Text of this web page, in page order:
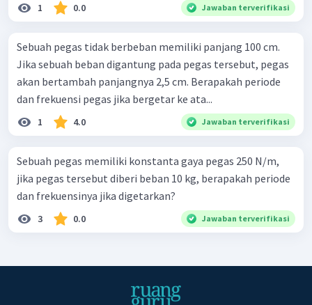
1 0.0 Jawaban terverifikasi
Sebuah pegas tidak berbeban memiliki panjang 100 cm.
Jika sebuah beban digantung pada pegas tersebut, pegas
akan bertambah panjangnya 2,5 cm. Berapakah periode
dan frekuensi pegas jika bergetar ke ata...
1 4.0 Jawaban terverifikasi
Sebuah pegas memiliki konstanta gaya pegas 250 N/m,
jika pegas tersebut diberi beban 10 kg, berapakah periode
dan frekuensinya jika digetarkan?
3 0.0 Jawaban terverifikasi